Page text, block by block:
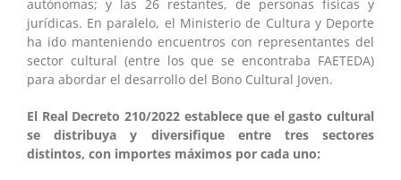
autónomas; y las 26 restantes, de personas físicas y
jurídicas. En paralelo, el Ministerio de Cultura y Deporte
ha ido manteniendo encuentros con representantes del
sector cultural (entre los que se encontraba FAETEDA)
para abordar el desarrollo del Bono Cultural Joven.
El Real Decreto 210/2022 establece que el gasto cultural
se distribuya y diversifique entre tres sectores
distintos, con importes máximos por cada uno: